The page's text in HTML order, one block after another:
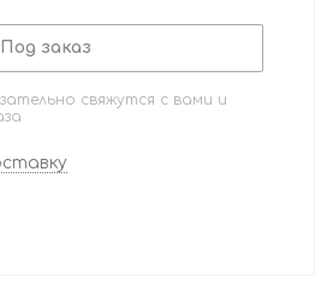
Под заказ
свяжутся с вами и